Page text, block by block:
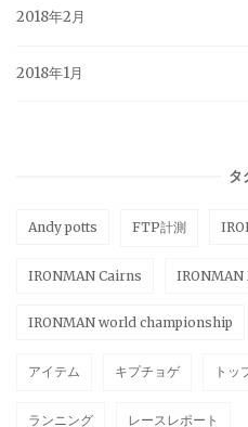
2018年2月
2018年1月
タ
Andy potts FTP計測
IRONMAN Cairns
IRONMAN world championship
アイテム キプチョゲ トッ
ランニング レースレポート